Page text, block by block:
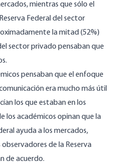
mientras que sólo el
Federal del sector
la mitad (52%)
sector privado pensaban que
pensaban que el enfoque
era mucho más útil
los que estaban en los
los académicos opinan que la
ayuda a los mercados,
de la Reserva
de acuerdo.